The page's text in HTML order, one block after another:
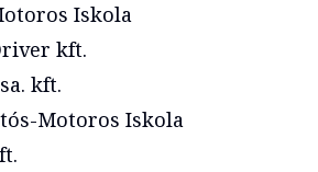
Iskola
kft.
kft.
Motoros Iskola